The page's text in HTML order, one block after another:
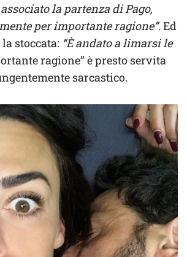
la partenza di Pago,
per importante ragione”.Ed
stoccata: “È andato a limarsi le
ragione” è presto servita
sarcastico.